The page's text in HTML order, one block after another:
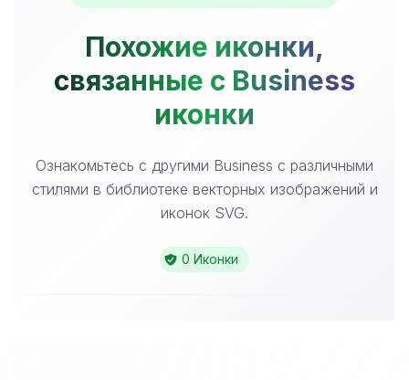
Похожие иконки,
связанные с Business
иконки
Ознакомьтесь с другими Business с различными
стилями в библиотеке векторных изображений и
иконок SVG.
0 Иконки